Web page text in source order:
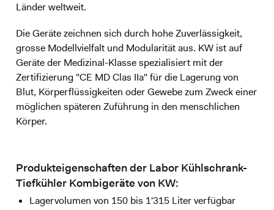
Länder weltweit.
Die Geräte zeichnen sich durch hohe Zuverlässigkeit,
grosse Modellvielfalt und Modularität aus. KW ist auf
Geräte der Medizinal-Klasse spezialisiert mit der
Zertifizierung "CE MD Clas IIa" für die Lagerung von
Blut, Körperflüssigkeiten oder Gewebe zum Zweck einer
möglichen späteren Zuführung in den menschlichen
Körper.
Produkteigenschaften der Labor Kühlschrank-
Tiefkühler Kombigeräte von KW:
Lagervolumen von 150 bis 1'315 Liter verfügbar